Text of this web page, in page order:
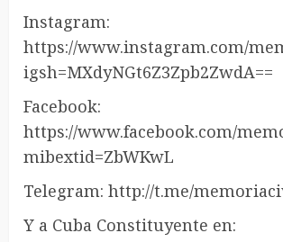
Instagram:
https://www.instagram.com/
igsh=MXdyNGt6Z3Zpb2ZwdA==
Facebook:
https://www.facebook.com/
mibextid=ZbWKwL
Telegram: http://t.me/
Y a Cuba Constituyente en: